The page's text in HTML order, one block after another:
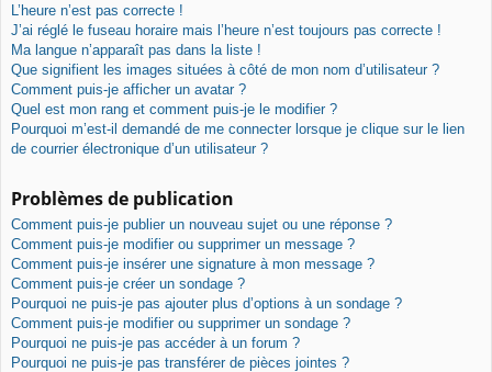
L’heure n’est pas correcte !
J’ai réglé le fuseau horaire mais l’heure n’est toujours pas correcte !
Ma langue n’apparaît pas dans la liste !
Que signifient les images situées à côté de mon nom d’utilisateur ?
Comment puis-je afficher un avatar ?
Quel est mon rang et comment puis-je le modifier ?
Pourquoi m’est-il demandé de me connecter lorsque je clique sur le lien
de courrier électronique d’un utilisateur ?
Problèmes de publication
Comment puis-je publier un nouveau sujet ou une réponse ?
Comment puis-je modifier ou supprimer un message ?
Comment puis-je insérer une signature à mon message ?
Comment puis-je créer un sondage ?
Pourquoi ne puis-je pas ajouter plus d’options à un sondage ?
Comment puis-je modifier ou supprimer un sondage ?
Pourquoi ne puis-je pas accéder à un forum ?
Pourquoi ne puis-je pas transférer de pièces jointes ?